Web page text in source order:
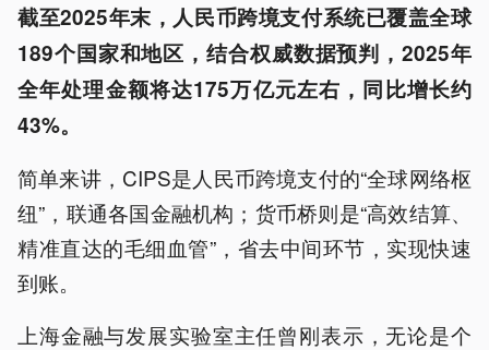
截至2025年末，人民币跨境支付系统已覆盖全球
189个国家和地区，结合权威数据预判，2025年
全年处理金额将达175万亿元左右，同比增长约
43%。
简单来讲，CIPS是人民币跨境支付的“全球网络枢
纽”，联通各国金融机构；货币桥则是“高效结算、
精准直达的毛细血管”，省去中间环节，实现快速
到账。
上海金融与发展实验室主任曾刚表示，无论是个